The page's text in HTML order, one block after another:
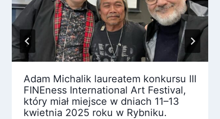
Adam Michalik laureatem konkursu III
FINEness International Art Festival,
który miał miejsce w dniach 11–13
kwietnia 2025 roku w Rybniku.